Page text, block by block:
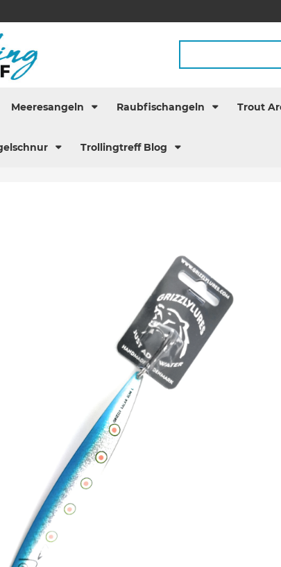
Meeresangeln Raubfischangeln Trout
Trollingtreff Blog